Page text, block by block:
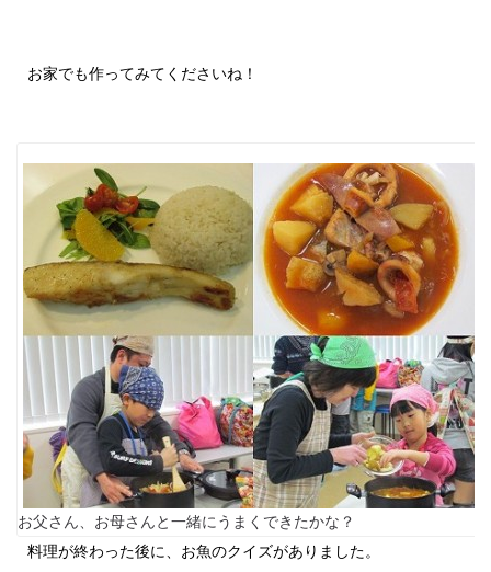
お家でも作ってみてくださいね！
お父さん、お母さんと一緒にうまくできたかな？
料理が終わった後に、お魚のクイズがありました。